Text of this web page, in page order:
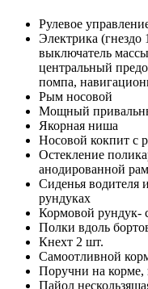
Рулевое
Электрика (гнездо
выключатель
центральный
помпа,
Рым носовой
Мощный
Якорная ниша
Носовой кокпит с
Остекление
анодированной
Сиденья водителя
рундуках
Кормовой рундук-
Полки вдоль
Кнехт 2 шт.
Самоотливной
Поручни на корме,
Пайол